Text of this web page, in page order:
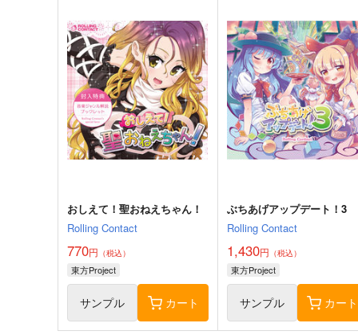
寂光寂
滅 ～ The Truth of the Cessa
tion of Dukkha
Demetori
1,320円 （税込）
東方Project 博麗霊夢
サンプル カート
東方剛欲異聞～水没した沈
地獄
黄昏フロンティア
2,200円（税込）
東方Project
サンプル カート
おしえて！聖おねえちゃん！
Rolling Contact
770円 （税込）
東方Project
サンプル カート
ぶちあげアップデート！3
Rolling Contact
1,430円 （税込）
東方Project
サンプル カート